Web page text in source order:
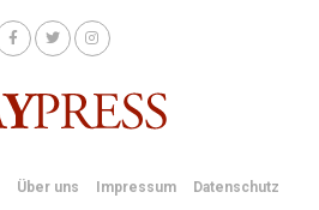
Über uns Impressum Datenschutz